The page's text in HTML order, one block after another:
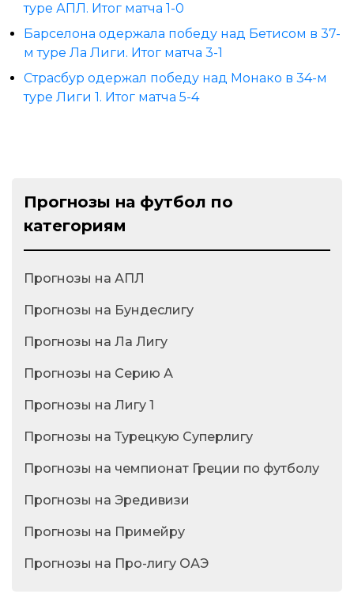
туре АПЛ. Итог матча 1-0
Барселона одержала победу над Бетисом в 37-
м туре Ла Лиги. Итог матча 3-1
Страсбур одержал победу над Монако в 34-м
туре Лиги 1. Итог матча 5-4
Прогнозы на футбол по
категориям
Прогнозы на АПЛ
Прогнозы на Бундеслигу
Прогнозы на Ла Лигу
Прогнозы на Серию А
Прогнозы на Лигу 1
Прогнозы на Турецкую Суперлигу
Прогнозы на чемпионат Греции по футболу
Прогнозы на Эредивизи
Прогнозы на Примейру
Прогнозы на Про-лигу ОАЭ